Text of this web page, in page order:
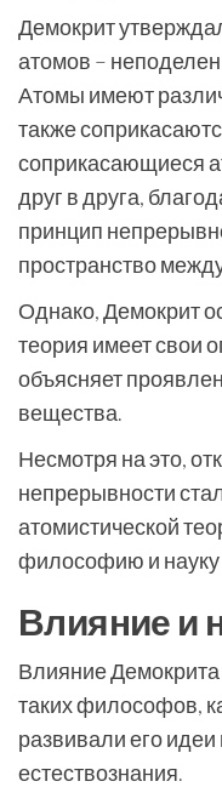
Демокрит
атомов –
Атомы имеют
также
соприкасающиеся
друг в друга,
принцип
пространство
Однако, Демокрит
теория имеет свои
объясняет
вещества.
Несмотря на это,
непрерывности
атомистической
философию и науку
Влияние и
Влияние
таких философов,
развивали его идеи
естествознания.